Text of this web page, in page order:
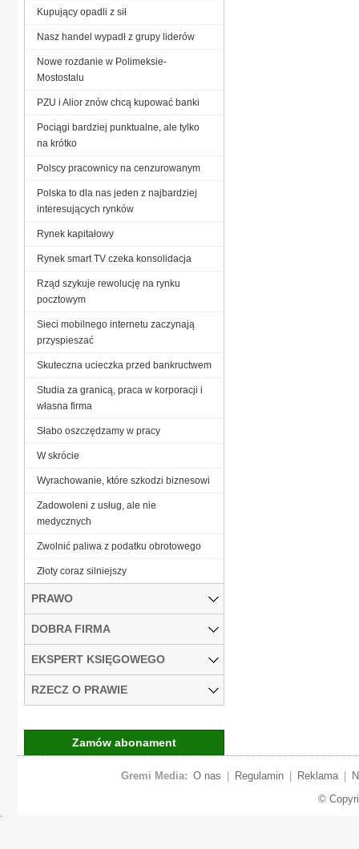
Kupujący opadli z sił
Nasz handel wypadł z grupy liderów
Nowe rozdanie w Polimeksie-
Mostostalu
PZU i Alior znów chcą kupować banki
Pociągi bardziej punktualne, ale tylko
na krótko
Polscy pracownicy na cenzurowanym
Polska to dla nas jeden z najbardziej
interesujących rynków
Rynek kapitałowy
Rynek smart TV czeka konsolidacja
Rząd szykuje rewolucję na rynku
pocztowym
Sieci mobilnego internetu zaczynają
przyspieszać
Skuteczna ucieczka przed bankructwem
Studia za granicą, praca w korporacji i
własna firma
Słabo oszczędzamy w pracy
W skrócie
Wyrachowanie, które szkodzi biznesowi
Zadowoleni z usług, ale nie
medycznych
Zwolnić paliwa z podatku obrotowego
Złoty coraz silniejszy
PRAWO
DOBRA FIRMA
EKSPERT KSIĘGOWEGO
RZECZ O PRAWIE
Zamów abonament
Gremi Media: O nas Regulamin Reklama
©